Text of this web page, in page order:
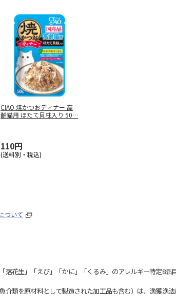
CIAO 焼かつおディナー 高
齢猫用 ほたて貝柱入り 50…
110円
(送料別・税込)
ついて
落花生」「えび」「かに」「くるみ」のアレルギー特定8品
類を原材料として製造された加工品も含む）は、漁獲漁